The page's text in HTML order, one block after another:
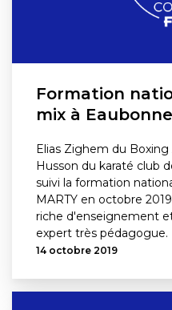
Formation
mix à
Elias Zighem du
Husson du karaté club
suivi la formation
MARTY en octobre
riche d'enseignement
expert très pédagogue.
14 octobre 2019